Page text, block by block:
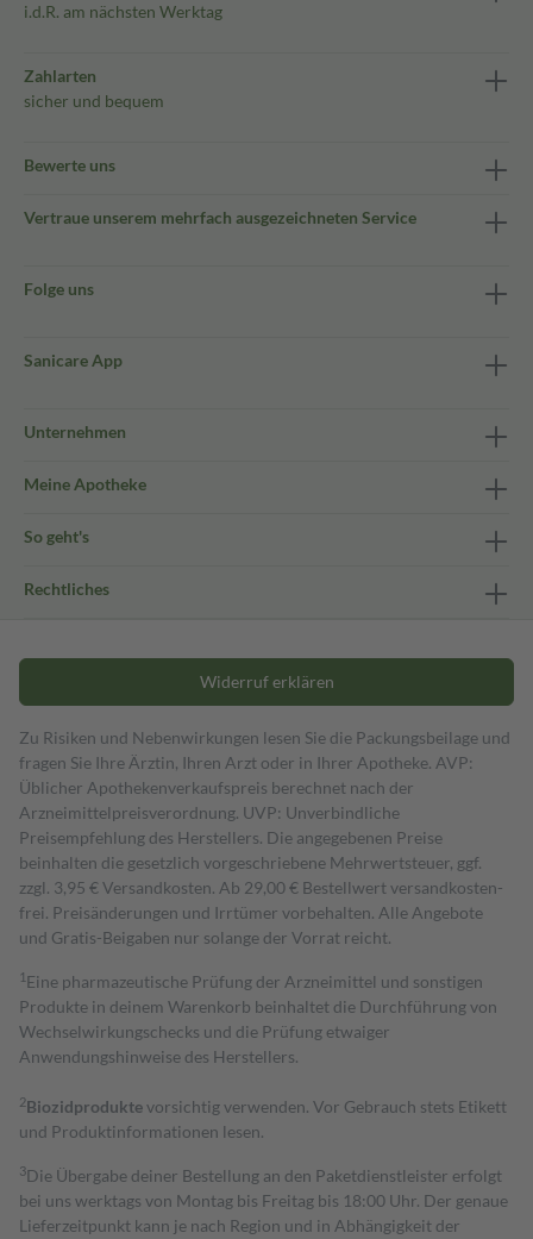
i.d.R. am nächsten Werktag
Zahlarten
sicher und bequem
Bewerte uns
Vertraue unserem mehrfach ausgezeichneten Service
Folge uns
Sanicare App
Unternehmen
Meine Apotheke
So geht's
Rechtliches
Widerruf erklären
Zu Risiken und Nebenwirkungen lesen Sie die Packungsbeilage und
fragen Sie Ihre Ärztin, Ihren Arzt oder in Ihrer Apotheke. AVP:
Üblicher Apothekenverkaufspreis berechnet nach der
Arzneimittelpreisverordnung. UVP: Unverbindliche
Preisempfehlung des Herstellers. Die angegebenen Preise
beinhalten die gesetzlich vorgeschriebene Mehrwertsteuer, ggf.
zzgl. 3,95 € Versandkosten. Ab 29,00 € Bestell­wert versand­kosten­
frei. Preisänderungen und Irrtümer vorbehalten. Alle Angebote
und Gratis-Beigaben nur solange der Vorrat reicht.
1 Eine pharmazeutische Prüfung der Arzneimittel und sonstigen
Produkte in deinem Warenkorb beinhaltet die Durchführung von
Wechselwirkungschecks und die Prüfung etwaiger
Anwendungshinweise des Herstellers.
2Biozidproduktevorsichtig verwenden. Vor Gebrauch stets Etikett
und Produktinformationen lesen.
3Die Übergabe deiner Bestellung an den Paketdienstleister erfolgt
bei uns werktags von Montag bis Freitag bis 18:00 Uhr. Der genaue
Lieferzeitpunkt kann je nach Region und in Abhängigkeit der